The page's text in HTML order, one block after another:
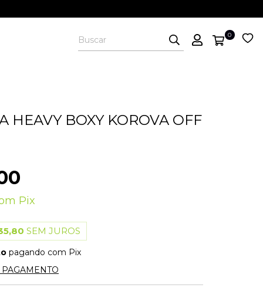
0
HEAVY BOXY KOROVA OFF
Pix
SEM JUROS
pagando com Pix